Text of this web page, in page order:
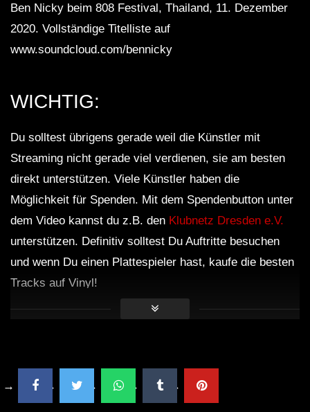
Ben Nicky beim 808 Festival, Thailand, 11. Dezember
2020. Vollständige Titelliste auf
www.soundcloud.com/bennicky
WICHTIG:
Du solltest übrigens gerade weil die Künstler mit
Streaming nicht gerade viel verdienen, sie am besten
direkt unterstützen. Viele Künstler haben die
Möglichkeit für Spenden. Mit dem Spendenbutton unter
dem Video kannst du z.B. den Klubnetz Dresden e.V.
unterstützen. Definitiv solltest Du Auftritte besuchen
und wenn Du einen Plattespieler hast, kaufe die besten
Tracks auf Vinyl!